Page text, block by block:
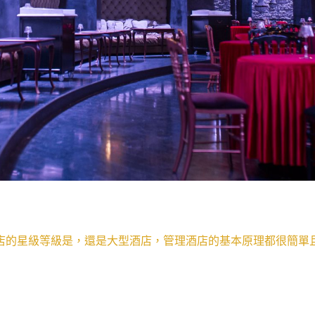
的星級等級是，還是大型酒店，管理酒店的基本原理都很簡單